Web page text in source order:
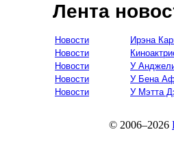
Лента
Новости
Ирэна
Новости
Новости
У
Новости
У Бена
Новости
У Мэтта
© 2006–2026